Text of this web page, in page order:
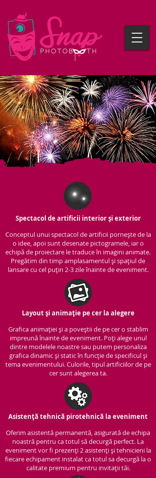
Spectacol de artificii interior și exterior
Conceptul unui spectacol de artificii pornește de la
o idee, apoi sunt desenate pictogramele, iar o
echipă de proiectare le traduce în imagini animate.
Pregătim din timp amplasamentul și spațiul de
lansare cu cel puțin 2-3 zile înainte de eveniment.
Layout și animație pe cer la alegere
Grafica animației și a poveștii de pe cer o stablim
impreună înainte de eveniment. Poți alege unul
dintre modelele noastre sau putem personaliza
grafica dinamic și static în funcție de specificul și
tema evenimentului. Culorile, tipul artificiilor de pe
cer sunt alegerea ta.
Asistență tehnică pirotehnică la eveniment
Oferim asistentă permanentă, asigurată de echipa
noastră pentru ca totul să decurgă perfect. La
eveniment vor fi prezenți 2 asistenți și tehnicieni la
fiecare echipament instalat ca totul sa decurgă la o
calitate premium pentru invitații tăi.